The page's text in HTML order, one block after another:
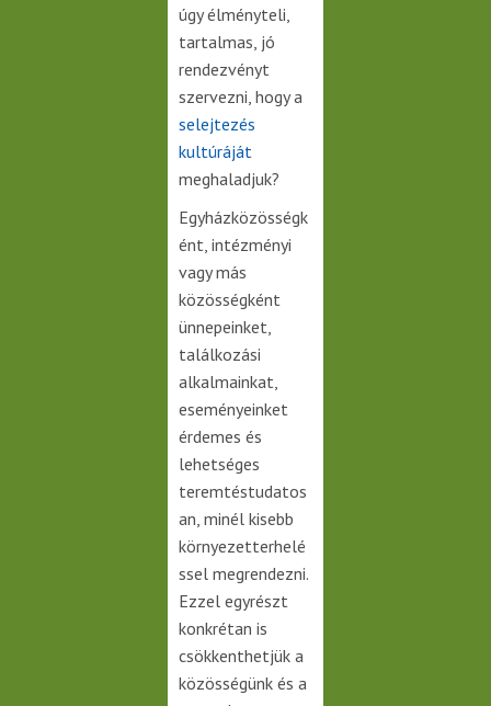
úgy élményteli,
tartalmas, jó
rendezvényt
szervezni, hogy a
selejtezés
kultúráját
meghaladjuk?
Egyházközösségk
ént, intézményi
vagy más
közösségként
ünnepeinket,
találkozási
alkalmainkat,
eseményeinket
érdemes és
lehetséges
teremtéstudatos
an, minél kisebb
környezetterhelé
ssel megrendezni.
Ezzel egyrészt
konkrétan is
csökkenthetjük a
közösségünk és a